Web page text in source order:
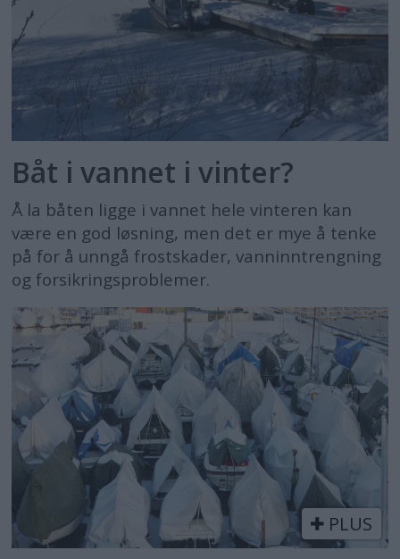
Båt i vannet i vinter?
Å la båten ligge i vannet hele vinteren kan
være en god løsning, men det er mye å tenke
på for å unngå frostskader, vanninntrengning
og forsikringsproblemer.
PLUS